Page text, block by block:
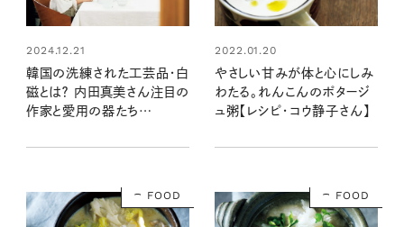
2024.12.21
韓国の洗練された工芸品・白
磁とは？ 内田真美さん注目の
作家と愛用の器たち
きの韓国】
2022.01.20
やさしい甘みが体と心にしみ
わたる。れんこんのポタージ
ュ粥【レシピ・コウ静子さん】
FOOD FOOD